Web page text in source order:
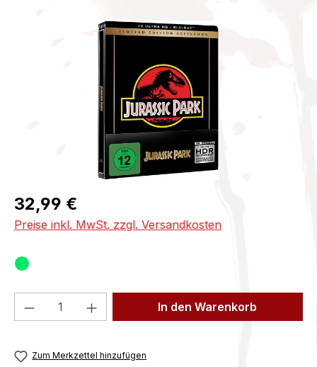
Bildergalerie überspringen
Regulärer Preis:
32,99 €
Preise inkl. MwSt. zzgl. Versandkosten
Produkt Anzahl: Gib denIn den Warenkorb
Zum Merkzettel hinzufügen